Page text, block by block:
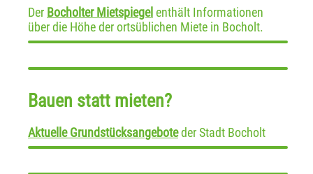
Der Bocholter Mietspiegel enthält Informationen
über die Höhe der ortsüblichen Miete in Bocholt.
Bauen statt mieten?
Aktuelle Grundstücksangeboteder Stadt Bocholt